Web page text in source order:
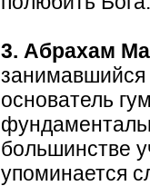
3. Абрахам
занимавшийся
основатель
большинстве
упоминается